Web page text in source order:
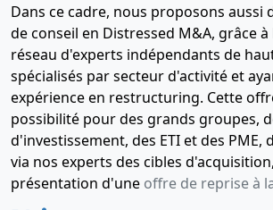
Dans ce cadre, nous proposons aussi
de conseil en Distressed M&A, grâce
réseau d'experts indépendants de
spécialisés par secteur d'activité et
expérience en restructuring. Cette
possibilité pour des grands groupes,
d'investissement, des ETI et des PME,
via nos experts des cibles
présentation d'une offre de reprise à